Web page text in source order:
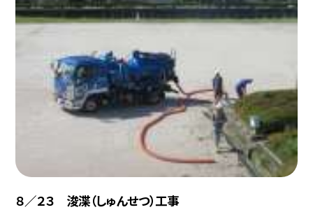
８／２３ 浚渫（しゅんせつ）工事